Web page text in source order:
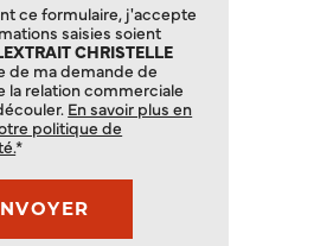
ce formulaire, j'accepte
saisies soient
CHRISTELLE
de ma demande de
la relation commerciale
En savoir plus en
politique de
*